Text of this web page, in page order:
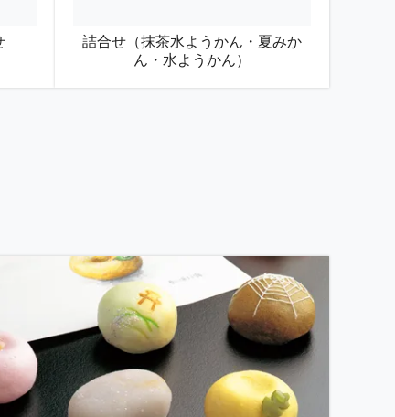
ようになっていても、17日着(2日かか
できませんので、ご了承下さいませ。
ただきます。
詰合せ（抹茶水ようかん・夏みか
ん・水ようかん）